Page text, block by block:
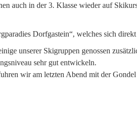
auch in der 3. Klasse wieder auf
Dorfgastein“, welches sich
unserer Skigruppen genossen
sehr gut entwickeln.
wir am letzten Abend mit der